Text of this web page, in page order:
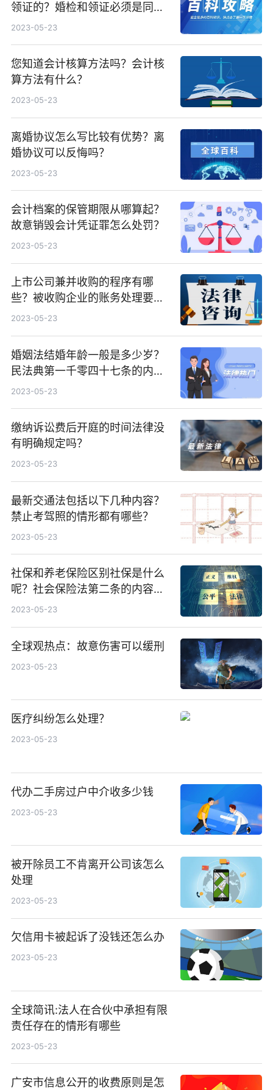
领证的？婚检和领证必须是同一
天吗？
2023-05-23
您知道会计核算方法吗？会计核
算方法有什么？
2023-05-23
离婚协议怎么写比较有优势？离
婚协议可以反悔吗？
2023-05-23
会计档案的保管期限从哪算起？
故意销毁会计凭证罪怎么处罚？
2023-05-23
上市公司兼并收购的程序有哪
些？被收购企业的账务处理要点
是什么？
2023-05-23
婚姻法结婚年龄一般是多少岁？
民法典第一千零四十七条的内容
是什么？
2023-05-23
缴纳诉讼费后开庭的时间法律没
有明确规定吗？
2023-05-23
最新交通法包括以下几种内容？
禁止考驾照的情形都有哪些？
2023-05-23
社保和养老保险区别社保是什么
呢？社会保险法第二条的内容是
什么？
2023-05-23
全球观热点：故意伤害可以缓刑
2023-05-23
医疗纠纷怎么处理？
2023-05-23
代办二手房过户中介收多少钱
2023-05-23
被开除员工不肯离开公司该怎么
处理
2023-05-23
欠信用卡被起诉了没钱还怎么办
2023-05-23
全球简讯:法人在合伙中承担有限
责任存在的情形有哪些
2023-05-23
广安市信息公开的收费原则是怎